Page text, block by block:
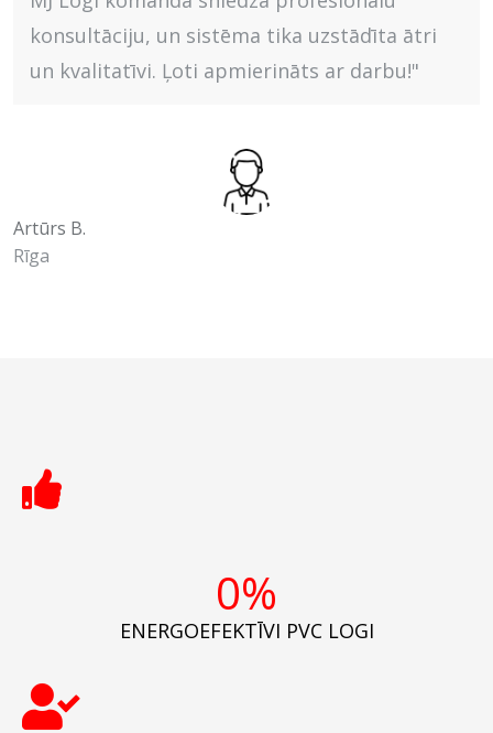
konsultāciju, un sistēma tika uzstādīta ātri
un kvalitatīvi. Ļoti apmierināts ar darbu!"
Artūrs B.
Rīga
0%
ENERGOEFEKTĪVI PVC LOGI